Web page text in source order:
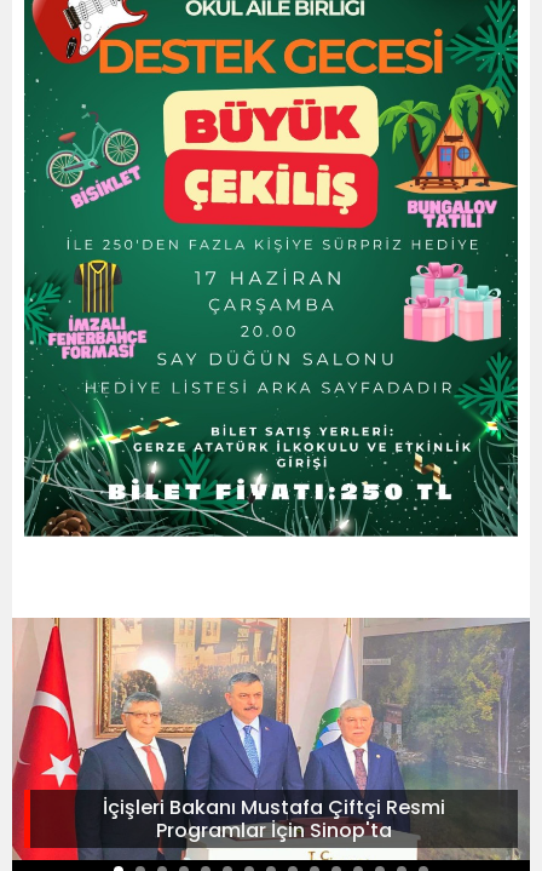
İçişleri Bakanı Mustafa Çiftçi Resmi
Programlar İçin Sinop'ta